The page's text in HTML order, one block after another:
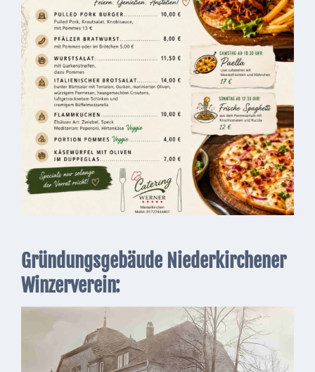
Gründungsgebäude Niederkirchener
Winzerverein: